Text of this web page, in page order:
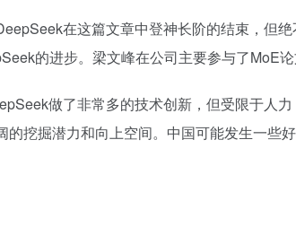
在这篇文章中登神长阶的结束，但
的进步。梁文峰在公司主要参与了MoE
做了非常多的技术创新，但受限于人
的挖掘潜力和向上空间。中国可能发生一些